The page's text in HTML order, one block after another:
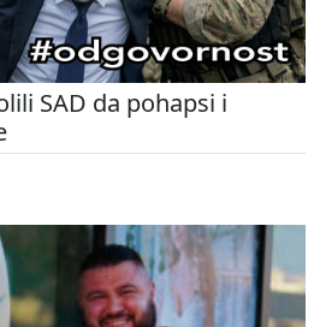
SAD da pohapsi i